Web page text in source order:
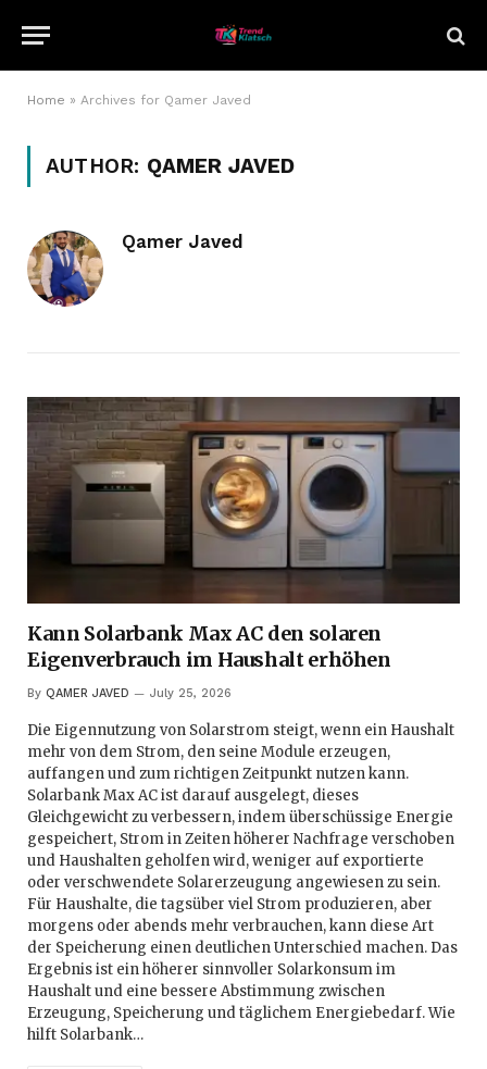
Home » Archives for Qamer Javed
AUTHOR: QAMER JAVED
Qamer Javed
Kann Solarbank Max AC den solaren
Eigenverbrauch im Haushalt erhöhen
By QAMER JAVED July 25, 2026
Die Eigennutzung von Solarstrom steigt, wenn ein Haushalt
mehr von dem Strom, den seine Module erzeugen,
auffangen und zum richtigen Zeitpunkt nutzen kann.
Solarbank Max AC ist darauf ausgelegt, dieses
Gleichgewicht zu verbessern, indem überschüssige Energie
gespeichert, Strom in Zeiten höherer Nachfrage verschoben
und Haushalten geholfen wird, weniger auf exportierte
oder verschwendete Solarerzeugung angewiesen zu sein.
Für Haushalte, die tagsüber viel Strom produzieren, aber
morgens oder abends mehr verbrauchen, kann diese Art
der Speicherung einen deutlichen Unterschied machen. Das
Ergebnis ist ein höherer sinnvoller Solarkonsum im
Haushalt und eine bessere Abstimmung zwischen
Erzeugung, Speicherung und täglichem Energiebedarf. Wie
hilft Solarbank…